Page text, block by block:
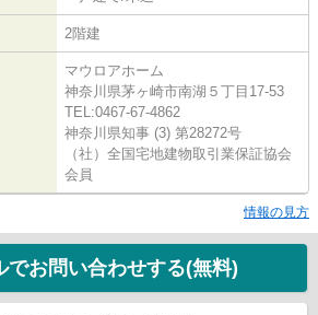
2階建
マウロアホーム
神奈川県茅ヶ崎市南湖５丁目17-53
TEL:0467-67-4862
神奈川県知事 (3) 第28272号
（社）全国宅地建物取引業保証協会
会員
情報の見方
でお問い合わせする(無料)